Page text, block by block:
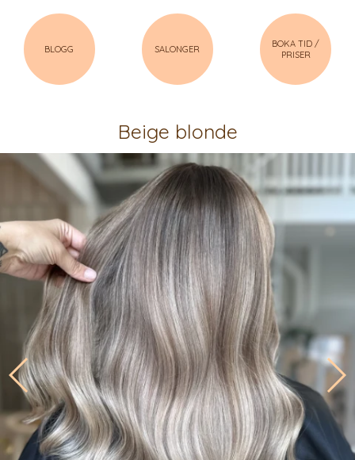
BLOGG SALONGER
BOKA TID /
PRISER
Beige blonde